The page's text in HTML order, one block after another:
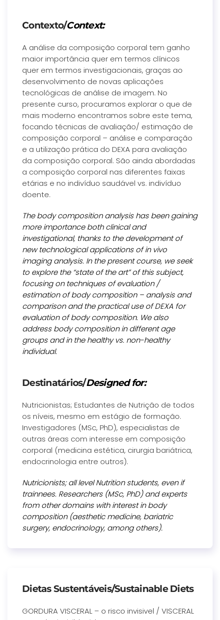
Contexto/Context:
A análise da composição corporal tem ganho
maior importância quer em termos clínicos
quer em termos investigacionais, graças ao
desenvolvimento de novas aplicações
tecnológicas de análise de imagem. No
presente curso, procuramos explorar o que de
mais moderno encontramos sobre este tema,
focando técnicas de avaliação/ estimação de
composição corporal – análise e comparação
e a utilização prática do DEXA para avaliação
da composição corporal. São ainda abordadas
a composição corporal nas diferentes faixas
etárias e no indivíduo saudável vs. indivíduo
doente.
The body composition analysis has been gaining
more importance both clinical and
investigational, thanks to the development of
new technological applications of in vivo
imaging analysis. In the present course, we seek
to explore the “state of the art” of this subject,
focusing on techniques of evaluation /
estimation of body composition – analysis and
comparison and the practical use of DEXA for
evaluation of body composition. We also
address body composition in different age
groups and in the healthy vs. non-healthy
individual.
Destinatários/Designed for:
Nutricionistas; Estudantes de Nutrição de todos
os níveis, mesmo em estágio de formação.
Investigadores (MSc, PhD), especialistas de
outras áreas com interesse em composição
corporal (medicina estética, cirurgia bariátrica,
endocrinologia entre outros).
Nutricionists; all level Nutrition students, even if
trainnees. Researchers (MSc, PhD) and experts
from other domains with interest in body
composition (aesthetic medicine, bariatric
surgery, endocrinology, among others).
Dietas Sustentáveis/Sustainable Diets
GORDURA VISCERAL – o risco invisivel / VISCERAL